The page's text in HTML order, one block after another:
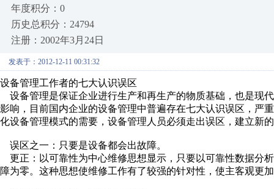
年度积分：0
历史总积分：24794
注册：2002年3月24日
发表于：2012-12-11 00:31:32
设备管理工作者的七大认识误区
设备管理是保证企业进行生产和再生产的物质基础，也是现
影响，目前国内企业的设备管理中普遍存在七大认识误区，严
化设备管理模式的需要，设备管理人员必须走出误区，建立新
误区之一：只要是设备都会出故障。
更正：以可靠性为中心维修思想显示，只要以可靠性数据分
障为零。这种思想使维修工作有了较强的针对性，使主客观更